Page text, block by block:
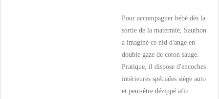
Pour accompagner bébé dès la
sortie de la maternité, Sauthon
a imaginé ce nid d'ange en
double gaze de coton sauge.
Pratique, il dispose d'encoches
intérieures spéciales siège auto
et peut-être dézippé afin